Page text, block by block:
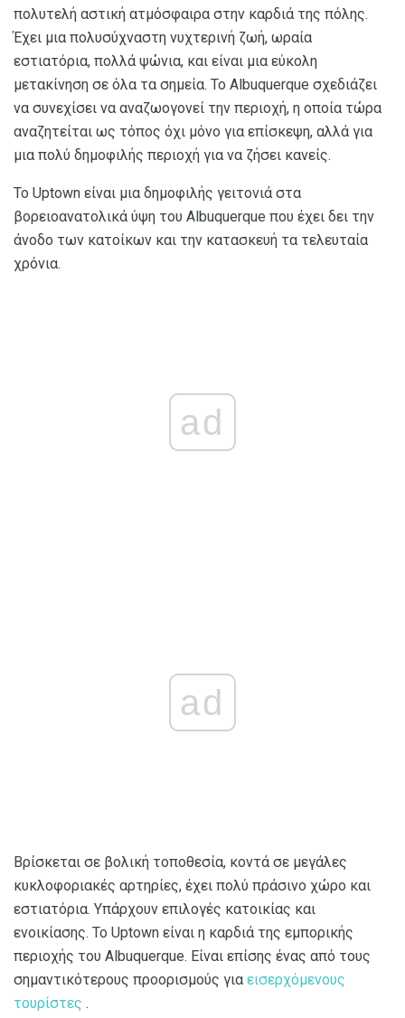
πολυτελή αστική ατμόσφαιρα στην καρδιά της πόλης.
Έχει μια πολυσύχναστη νυχτερινή ζωή, ωραία
εστιατόρια, πολλά ψώνια, και είναι μια εύκολη
μετακίνηση σε όλα τα σημεία. Το Albuquerque σχεδιάζει
να συνεχίσει να αναζωογονεί την περιοχή, η οποία τώρα
αναζητείται ως τόπος όχι μόνο για επίσκεψη, αλλά για
μια πολύ δημοφιλής περιοχή για να ζήσει κανείς.
Το Uptown είναι μια δημοφιλής γειτονιά στα
βορειοανατολικά ύψη του Albuquerque που έχει δει την
άνοδο των κατοίκων και την κατασκευή τα τελευταία
χρόνια.
ad
ad
Βρίσκεται σε βολική τοποθεσία, κοντά σε μεγάλες
κυκλοφοριακές αρτηρίες, έχει πολύ πράσινο χώρο και
εστιατόρια. Υπάρχουν επιλογές κατοικίας και
ενοικίασης. Το Uptown είναι η καρδιά της εμπορικής
περιοχής του Albuquerque. Είναι επίσης ένας από τους
σημαντικότερους προορισμούς για εισερχόμενους
τουρίστες .